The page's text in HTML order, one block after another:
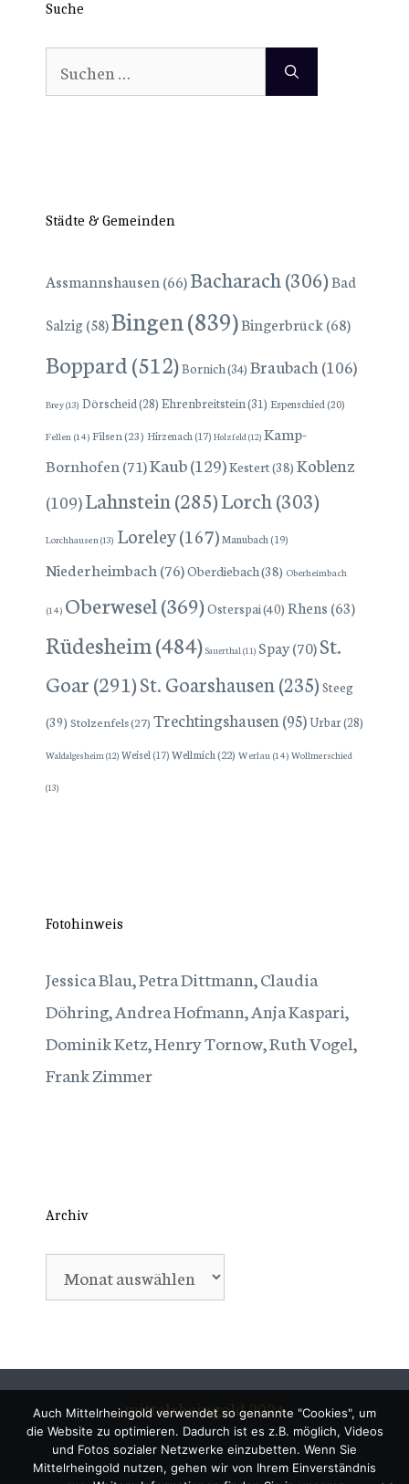
Suche
Suchen
nach:
Städte & Gemeinden
Assmannshausen (66)Bacharach(306)Bad
Salzig(58)Bingen(839)Bingerbrück(68)
Boppard(512)Bornich(34) Braubach(106)
Brey(13) Dörscheid(28) Ehrenbreitstein(31) Espenschied(20)
Fellen (14) Filsen(23) Hirzenach(17) Holzfeld(12) Kamp-
Bornhofen (71)Kaub(129)Kestert(38) Koblenz
(109)Lahnstein(285)Lorch(303)
Lorchhausen(13) Loreley(167)Manubach(19)
Niederheimbach (76)Oberdiebach(38) Oberheimbach
(14) Oberwesel(369)Osterspai(40) Rhens (63)
Rüdesheim(484) Sauerthal(11) Spay(70)St.
Goar(291)St. Goarshausen(235) Steeg
(39) Stolzenfels(27) Trechtingshausen(95)Urbar(28)
Waldalgesheim(12) Weisel(17)Wellmich (22) Werlau (14) Wollmerschied
(13)
Fotohinweis
Jessica Blau, Petra Dittmann, Claudia
Döhring, Andrea Hofmann, Anja Kaspari,
Dominik Ketz, Henry Tornow, Ruth Vogel,
Frank Zimmer
Archiv
Archiv
mittelrheingold 2024
Auch Mittelrheingold verwendet so genannte "Cookies", um
die Website zu optimieren. Dadurch ist es z.B. möglich, Videos
und Fotos sozialer Netzwerke einzubetten. Wenn Sie
Mittelrheingold nutzen, gehen wir von Ihrem Einverständnis